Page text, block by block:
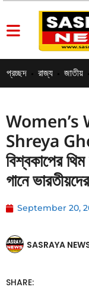
প্রচ্ছদ রাজ্য জাতীয়
Women’s
Shreya
বিশ্বকাপের
গানে
September 20,
SASRAYA
SHARE: